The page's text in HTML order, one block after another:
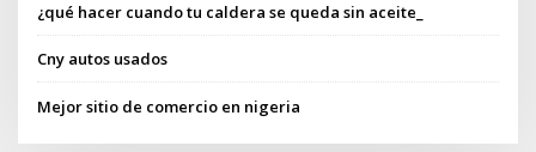
¿qué hacer cuando tu caldera se queda sin aceite_
Cny autos usados
Mejor sitio de comercio en nigeria